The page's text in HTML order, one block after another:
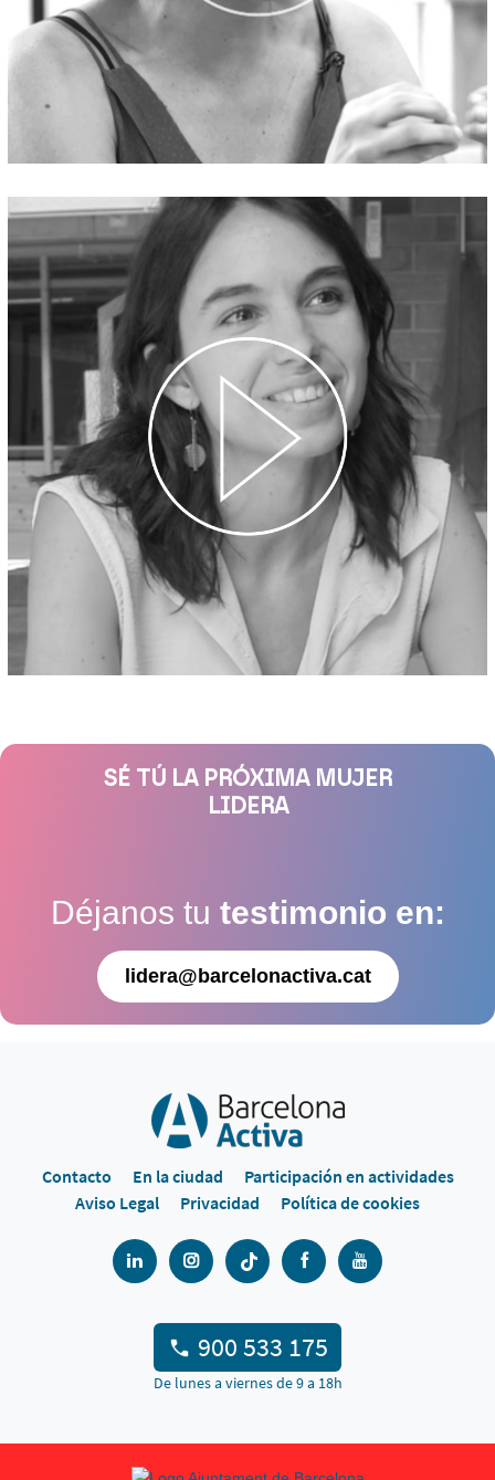
SÉ TÚ LA PRÓXIMA MUJER
LIDERA
Déjanos tu testimonio en:
lidera@barcelonactiva.cat
Contacto En la ciudad
Participación en actividades
Aviso Legal
Privacidad Política de cookies
900 533 175
De lunes a viernes de 9 a 18h